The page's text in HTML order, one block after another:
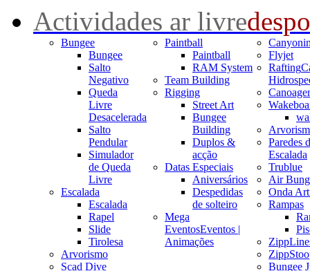
Actividades ar livre
Bungee
Bungee
Salto
Negativo
Queda
Livre
Desacelerada
Salto
Pendular
Simulador
de Queda
Livre
Escalada
Escalada
Rapel
Slide
Tirolesa
Arvorismo
Scad Dive
Paintball
Paintball
RAM System
Team Building
Rigging
Street Art
Bungee
Building
Duplos &
acção
Datas Especiais
Aniversários
Despedidas
de solteiro
Mega
EventosEventos |
Animações
Flyjet
Rafting
Paredes
Escalada
Trublue
Air
Onda
Rampas
Bungee